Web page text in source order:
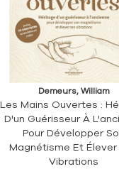
Demeurs, William
Les Mains Ouvertes :
D'un Guérisseur À
Pour Développer
Magnétisme Et Élever
Vibrations